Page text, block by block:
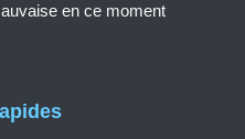
en ce moment